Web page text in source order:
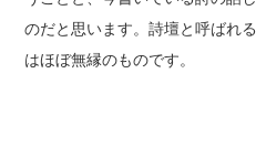
のだと思います。詩壇と呼ばれ
はほぼ無縁のものです。